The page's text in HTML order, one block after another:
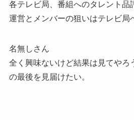
各テレビ局、番組へのタレント品
運営とメンバーの狙いはテレビ局
名無しさん
全く興味ないけど結果は見てやろ
の最後を見届けたい。